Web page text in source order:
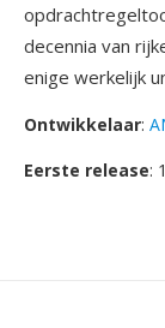
decennia van
enige werkelijk
Ontwikkelaar:
Eerste release: